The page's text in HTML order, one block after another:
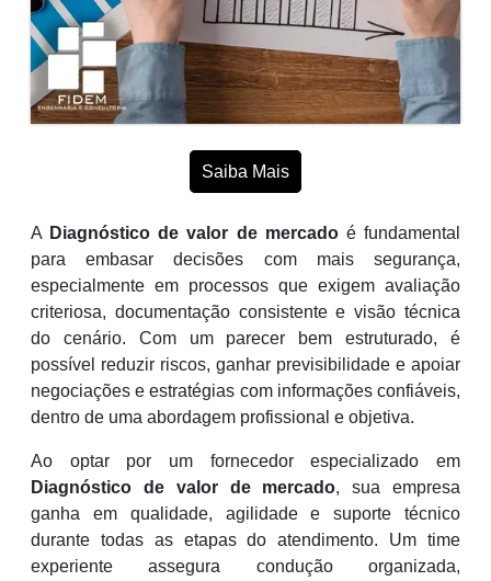
A Diagnóstico de valor de mercadoé fundamental
para embasar decisões com mais segurança,
especialmente em processos que exigem avaliação
criteriosa, documentação consistente e visão técnica
do cenário. Com um parecer bem estruturado, é
possível reduzir riscos, ganhar previsibilidade e apoiar
negociações e estratégias com informações confiáveis,
dentro de uma abordagem profissional e objetiva.
Ao optar por um fornecedor especializado em
Diagnóstico de valor de mercado, sua empresa
ganha em qualidade, agilidade e suporte técnico
durante todas as etapas do atendimento. Um time
experiente assegura condução organizada,
Saiba Mais